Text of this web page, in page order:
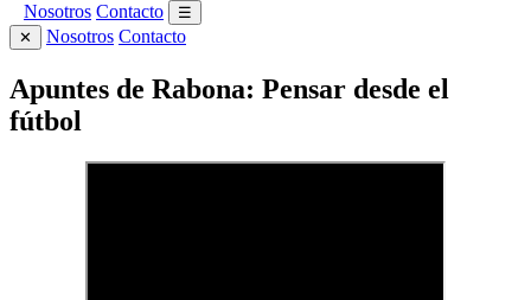
Nosotros Contacto
☰
✕
Nosotros Contacto
Apuntes de Rabona: Pensar desde el
fútbol